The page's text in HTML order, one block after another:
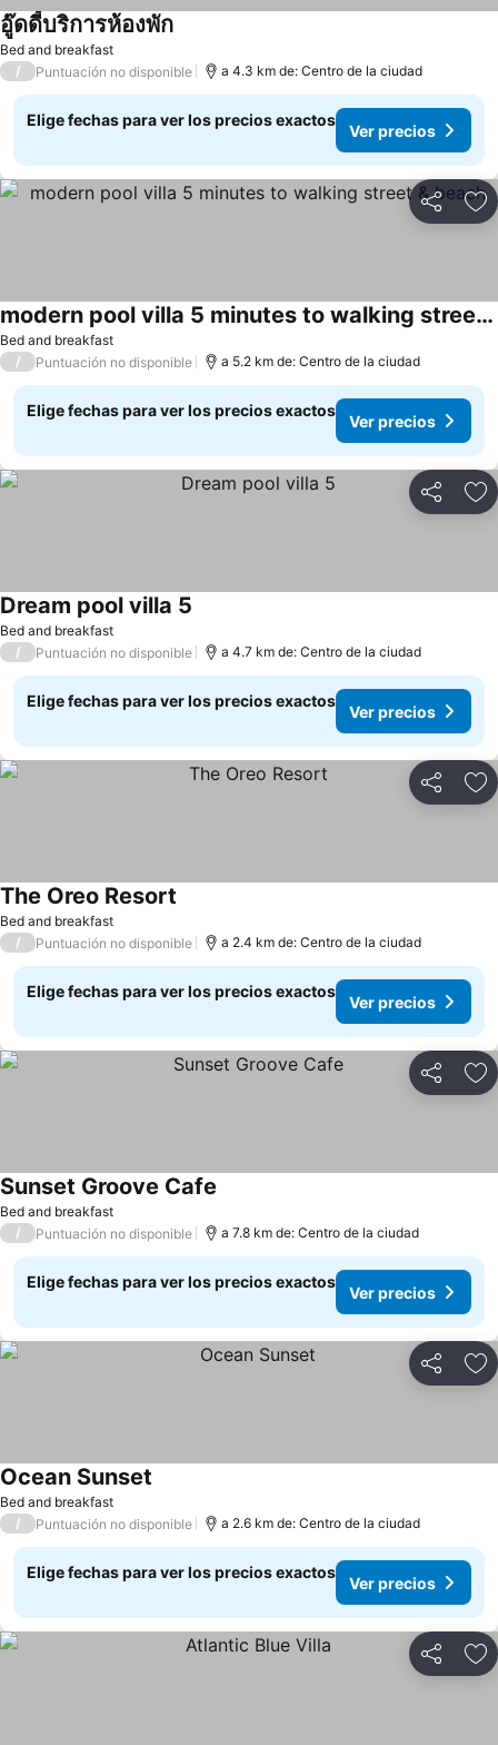
Bed and breakfast
อู๊ดดี้บริการห้องพัก
/ Puntuación no disponible a 4.3 km de: Centro de la ciudad
Elige fechas para ver los precios exactos
Ver precios
Compartir
Bed and breakfast
modern pool villa 5 minutes to walking street & beach
/ Puntuación no disponible a 5.2 km de: Centro de la ciudad
Elige fechas para ver los precios exactos
Ver precios
Compartir
Bed and breakfast
Dream pool villa 5
/ Puntuación no disponible a 4.7 km de: Centro de la ciudad
Elige fechas para ver los precios exactos
Ver precios
Compartir
Bed and breakfast
The Oreo Resort
/ Puntuación no disponible a 2.4 km de: Centro de la ciudad
Elige fechas para ver los precios exactos
Ver precios
Compartir
Bed and breakfast
Sunset Groove Cafe
/ Puntuación no disponible a 7.8 km de: Centro de la ciudad
Elige fechas para ver los precios exactos
Ver precios
Compartir
Bed and breakfast
Ocean Sunset
/ Puntuación no disponible a 2.6 km de: Centro de la ciudad
Elige fechas para ver los precios exactos
Ver precios
Compartir